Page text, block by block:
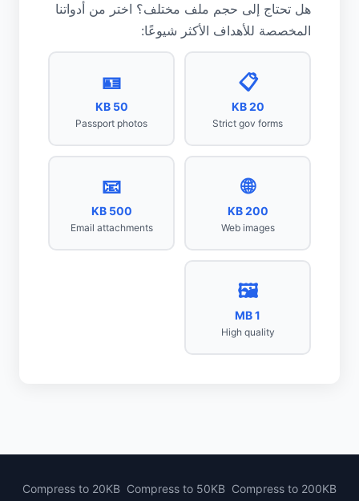
هل تحتاج إلى حجم ملف مختلف؟ اختر من أدواتنا
المخصصة للأهداف الأكثر شيوعًا:
📋
20 KB
Strict gov forms
🪪
50 KB
Passport photos
🌐
200 KB
Web images
📧
500 KB
Email attachments
🖼️
1 MB
High quality
Compress to 200KB
Compress to 50KB
Compress to 20KB